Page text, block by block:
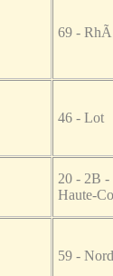
69 -
46 - Lot
20 - 2B -
Haute-
59 - Nord